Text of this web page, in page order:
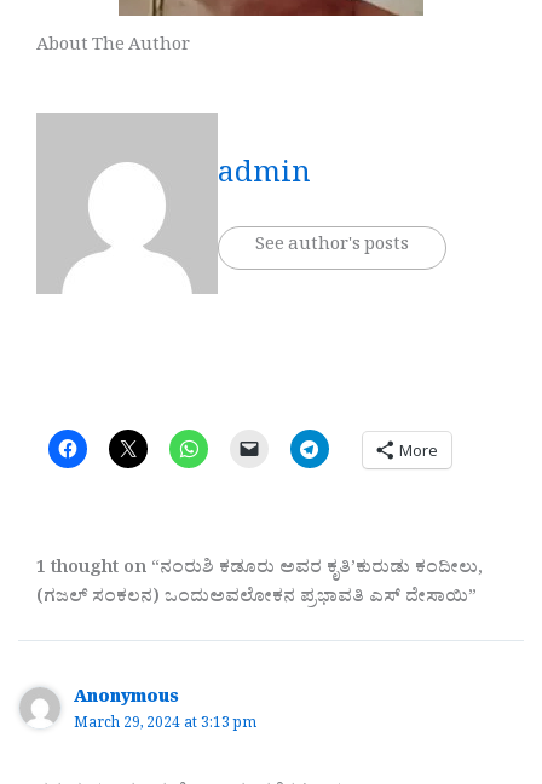
About The Author
admin
See author's posts
More
1 thought on “ನಂರುಶಿ ಕಡೂರು ಅವರ ಕೃತಿ’ಕುರುಡು ಕಂದೀಲು,
(ಗಜಲ್ ಸಂಕಲನ) ಒಂದುಅವಲೋಕನ ಪ್ರಭಾವತಿ ಎಸ್ ದೇಸಾಯಿ”
Anonymous
March 29, 2024 at 3:13 pm